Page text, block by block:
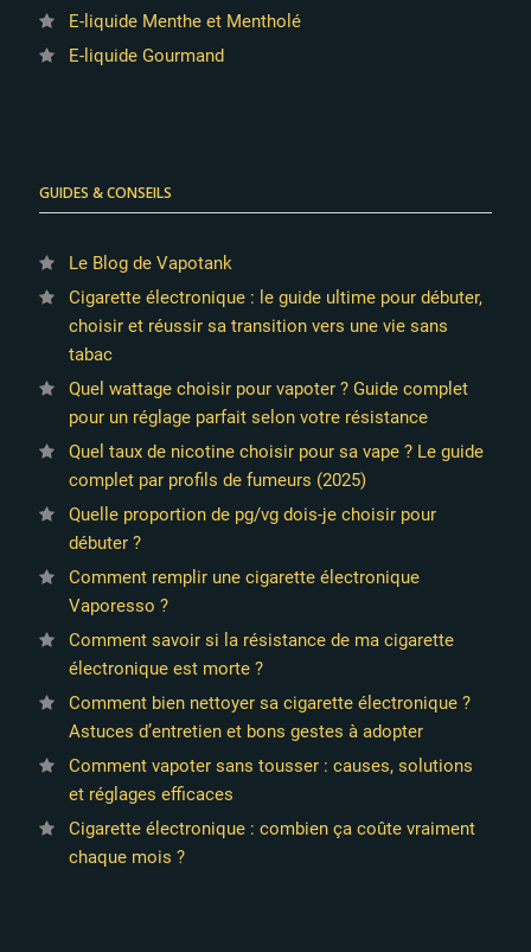
10 avis
E-liquide Menthe et Mentholé
E-liquide Gourmand
GUIDES & CONSEILS
Le Blog de Vapotank
Cigarette électronique : le guide ultime pour débuter,
choisir et réussir sa transition vers une vie sans
tabac
Quel wattage choisir pour vapoter ? Guide complet
pour un réglage parfait selon votre résistance
Quel taux de nicotine choisir pour sa vape ? Le guide
complet par profils de fumeurs (2025)
Quelle proportion de pg/vg dois-je choisir pour
débuter ?
Comment remplir une cigarette électronique
Vaporesso ?
Comment savoir si la résistance de ma cigarette
électronique est morte ?
Comment bien nettoyer sa cigarette électronique ?
Astuces d’entretien et bons gestes à adopter
Comment vapoter sans tousser : causes, solutions
et réglages efficaces
Cigarette électronique : combien ça coûte vraiment
chaque mois ?